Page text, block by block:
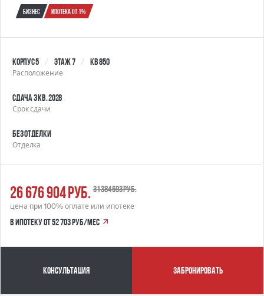
Бизнес Ипотека от 1%
Корпус 5 Этаж 7 Кв 850
Расположение
Сдача 3 кв. 2028
Срок сдачи
Без отделки
Отделка
26 676 904 руб. 31 384 593 руб.
цена при 100% оплате или ипотеке
в ипотеку от 52 703 руб/мес
Консультация забронировать